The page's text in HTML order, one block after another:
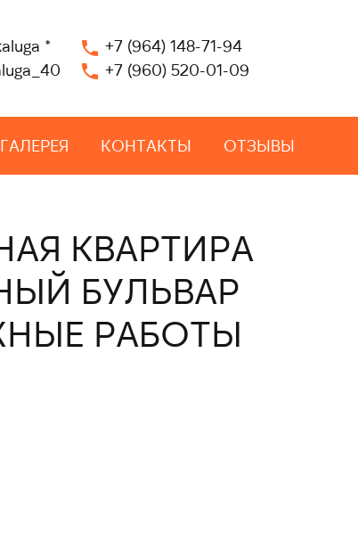
*
+7 (964) 148-71-94
+7 (960) 520-01-09
КОНТАКТЫ ОТЗЫВЫ
КВАРТИРА
БУЛЬВАР
РАБОТЫ